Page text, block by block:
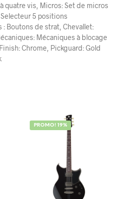
quatre vis, Micros: Set de micros
Selecteur 5 positions
Boutons de strat, Chevallet:
Mécaniques à blocage
Chrome, Pickguard: Gold
PROMO! 19%